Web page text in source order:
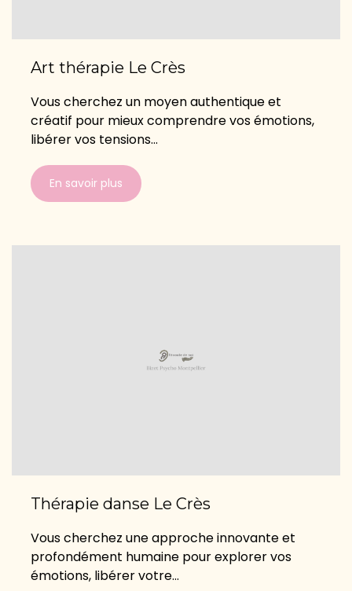
Art thérapie Le Crès
Vous cherchez un moyen authentique et
créatif pour mieux comprendre vos émotions,
libérer vos tensions...
En savoir plus
Thérapie danse Le Crès
Vous cherchez une approche innovante et
profondément humaine pour explorer vos
émotions, libérer votre...